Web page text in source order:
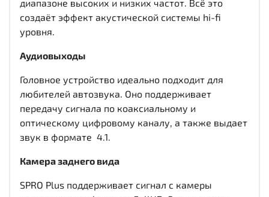
диапазоне высоких и низких частот. Всё это
создаёт эффект акустической системы hi-fi
уровня.
Аудиовыходы
Головное устройство идеально подходит для
любителей автозвука. Оно поддерживает
передачу сигнала по коаксиальному и
оптическому цифровому каналу, а также выдает
звук в формате 4.1.
Камера заднего вида
SPRO Plus поддерживает сигнал с камеры